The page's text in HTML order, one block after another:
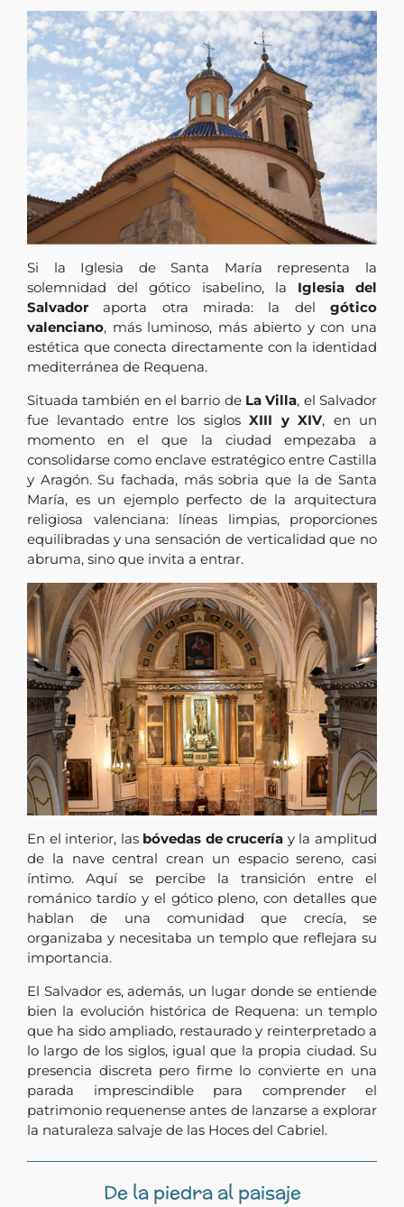
Si la Iglesia de Santa María representa la
solemnidad del gótico isabelino, la Iglesia del
Salvador aporta otra mirada: la del gótico
valenciano, más luminoso, más abierto y con una
estética que conecta directamente con la identidad
mediterránea de Requena.
Situada también en el barrio de La Villa, el Salvador
fue levantado entre los siglosXIII y XIV, en un
momento en el que la ciudad empezaba a
consolidarse como enclave estratégico entre Castilla
y Aragón. Su fachada, más sobria que la de Santa
María, es un ejemplo perfecto de la arquitectura
religiosa valenciana: líneas limpias, proporciones
equilibradas y una sensación de verticalidad que no
abruma, sino que invita a entrar.
En el interior, las bóvedas de crucería y la amplitud
de la nave central crean un espacio sereno, casi
íntimo. Aquí se percibe la transición entre el
románico tardío y el gótico pleno, con detalles que
hablan de una comunidad que crecía, se
organizaba y necesitaba un templo que reflejara su
importancia.
El Salvador es, además, un lugar donde se entiende
bien la evolución histórica de Requena: un templo
que ha sido ampliado, restaurado y reinterpretado a
lo largo de los siglos, igual que la propia ciudad. Su
presencia discreta pero firme lo convierte en una
parada imprescindible para comprender el
patrimonio requenense antes de lanzarse a explorar
la naturaleza salvaje de las Hoces del Cabriel.
De la piedra al paisaje